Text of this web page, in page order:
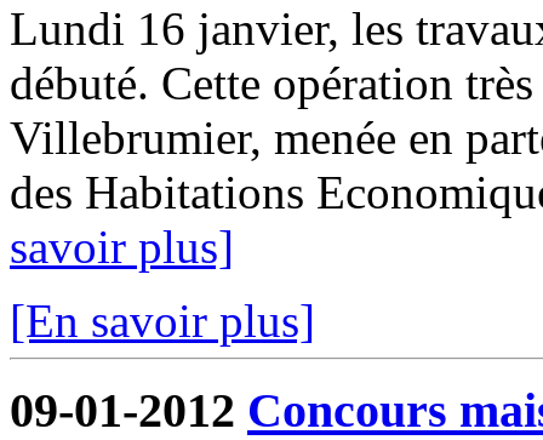
Lundi 16 janvier, les
débuté. Cette opération
Villebrumier, menée en
des Habitations
savoir plus]
[En savoir plus]
09-01-2012 Concours